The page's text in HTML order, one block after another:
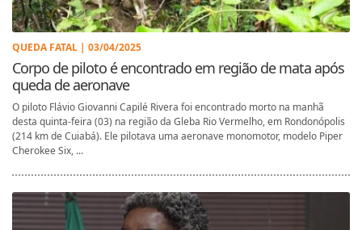
QUEDA FATAL | 03/04/2025
Corpo de piloto é encontrado em região de mata após
queda de aeronave
O piloto Flávio Giovanni Capilé Rivera foi encontrado morto na manhã
desta quinta-feira (03) na região da Gleba Rio Vermelho, em Rondonópolis
(214 km de Cuiabá). Ele pilotava uma aeronave monomotor, modelo Piper
Cherokee Six, ...